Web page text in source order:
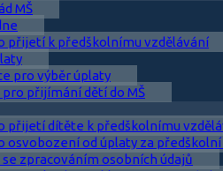
MŠ
přijetí k předškolnímu vzdělávání
pro výběr úplaty
přijímání dětí do MŠ
přijetí dítěte k předškolnímu
osvobození od úplaty za předškolní
se zpracováním osobních údajů